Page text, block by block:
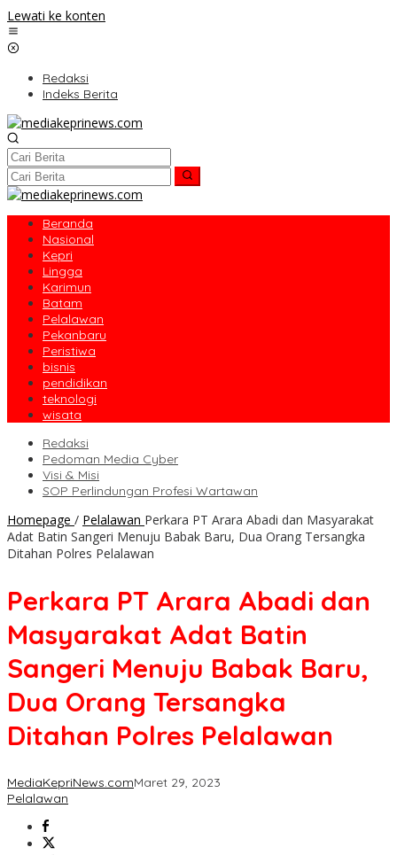
Lewati ke konten
Redaksi
Indeks Berita
Beranda
Nasional
Kepri
Lingga
Karimun
Batam
Pelalawan
Pekanbaru
Peristiwa
bisnis
pendidikan
teknologi
wisata
Redaksi
Pedoman Media Cyber
Visi & Misi
SOP Perlindungan Profesi Wartawan
Homepage / Pelalawan Perkara PT Arara Abadi dan Masyarakat
Adat Batin Sangeri Menuju Babak Baru, Dua Orang Tersangka
Ditahan Polres Pelalawan
Perkara PT Arara Abadi dan
Masyarakat Adat Batin
Sangeri Menuju Babak Baru,
Dua Orang Tersangka
Ditahan Polres Pelalawan
MediaKepriNews.comMaret 29, 2023
Pelalawan